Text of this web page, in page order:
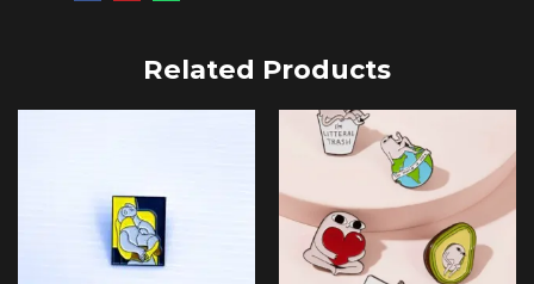
Related Products